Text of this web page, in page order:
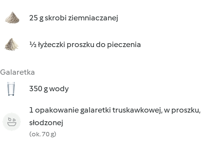
25 g skrobi ziemniaczanej
½ łyżeczki proszku do pieczenia
Galaretka
350 g wody
1 opakowanie galaretki truskawkowej, w proszku,
słodzonej
(ok. 70 g)